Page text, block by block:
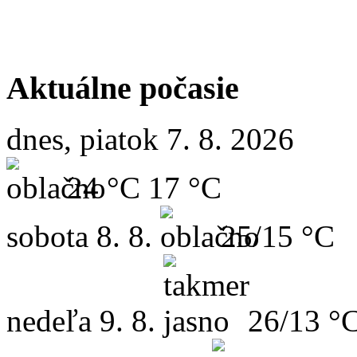
Aktuálne počasie
dnes, piatok 7. 8. 2026
24 °C 17 °C
sobota 8. 8. 25/15 °C
nedeľa 9. 8. 26/13